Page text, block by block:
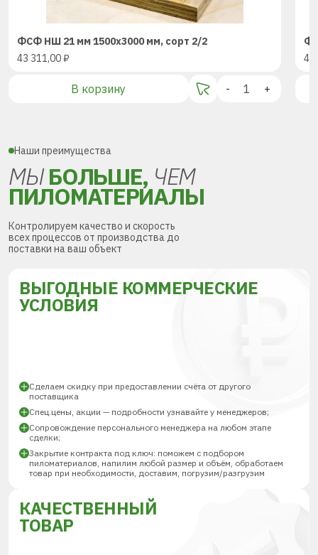
ФСФ НШ 21 мм 1500х3000 мм, сорт 2/2
43 311,00₽
В корзину - +
43
Наши преимущества
МЫБОЛЬШЕ, ЧЕМ
ПИЛОМАТЕРИАЛЫ
Контролируем качество и скорость
всех процессов от производства до
поставки на ваш объект
ВЫГОДНЫЕ КОММЕРЧЕСКИЕ
УСЛОВИЯ
Сделаем скидку при предоставлении счёта от другого
поставщика
Спец.цены, акции — подробности узнавайте у менеджеров;
Сопровождение персонального менеджера на любом этапе
сделки;
Закрытие контракта под ключ: поможем с подбором
пиломатериалов, напилим любой размер и объём, обработаем
товар при необходимости, доставим, погрузим/разгрузим
КАЧЕСТВЕННЫЙ
ТОВАР